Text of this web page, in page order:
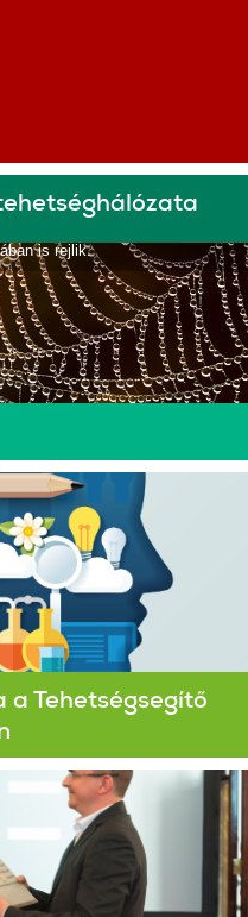
is rejlik.
a Tehetségsegítő